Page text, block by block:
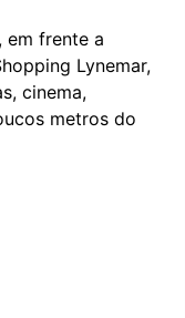
em frente a
Lynemar,
cinema,
metros do